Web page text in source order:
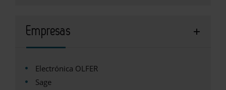
Empresas
Electrónica OLFER
Sage